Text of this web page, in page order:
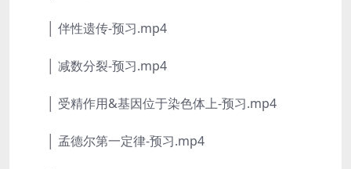
│ 伴性遗传-预习.mp4
│ 减数分裂-预习.mp4
│ 受精作用&基因位于染色体上-预习.mp4
│ 孟德尔第一定律-预习.mp4